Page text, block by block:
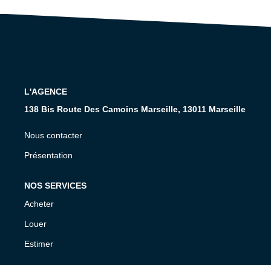
L'AGENCE
138 Bis Route Des Camoins Marseille, 13011 Marseille
Nous contacter
Présentation
NOS SERVICES
Acheter
Louer
Estimer